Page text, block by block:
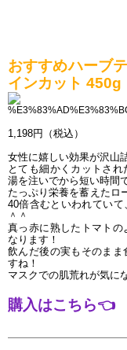
おすすめハーブ
インカット 450g
1,198円（税込）
女性に嬉しい効果が沢山
とても細かくカットさ
湯を注いでから短い時間
たっぷり栄養を蓄えたロ
40倍含むといわれてい
＾＾
真っ赤に熟したトマト
なります！
飲んだ後の実もそのま
すね！
マスクでの肌荒れが気に
購入はこちら👈